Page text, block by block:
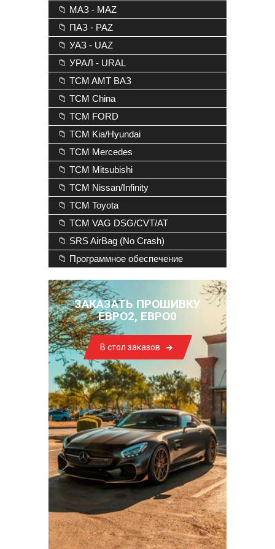
📁 МАЗ - MAZ
📁 ПАЗ - PAZ
📁 УАЗ - UAZ
📁 УРАЛ - URAL
📁 TCM AMT ВАЗ
📁 TCM China
📁 TCM FORD
📁 TCM Kia/Hyundai
📁 TCM Mercedes
📁 TCM Mitsubishi
📁 TCM Nissan/Infinity
📁 TCM Toyota
📁 TCM VAG DSG/CVT/AT
📁 SRS AirBag (No Crash)
📁 Программное обеспечение
ЗАКАЗАТЬ ПРОШИВКУ
ЕВРО2, ЕВРО0
В стол заказов